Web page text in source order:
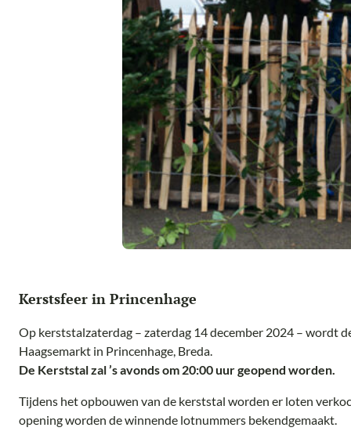
Kerstsfeer in Princenhage
Op kerststalzaterdag – zaterdag 14 december 2024 – wordt
Haagsemarkt in Princenhage, Breda.
De Kerststal zal ’s avonds om 20:00 uur geopend worden.
Tijdens het opbouwen van de kerststal worden er loten
opening worden de winnende lotnummers bekendgemaakt.